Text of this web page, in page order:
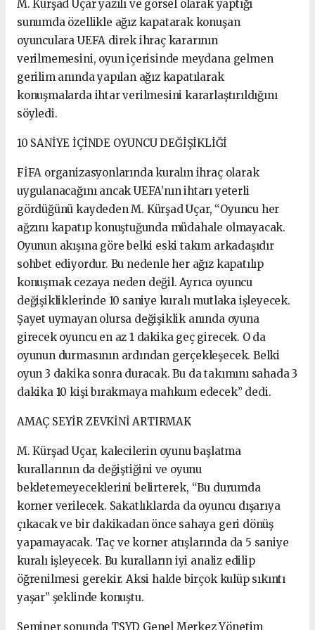
M. Kürşad Uçar yazılı ve görsel olarak yaptığı
sunumda özellikle ağız kapatarak konuşan
oyunculara UEFA direk ihraç kararının
verilmemesini, oyun içerisinde meydana gelmen
gerilim anında yapılan ağız kapatılarak
konuşmalarda ihtar verilmesini kararlaştırıldığını
söyledi.
10 SANİYE İÇİNDE OYUNCU DEĞİŞİKLİĞİ
FİFA organizasyonlarında kuralın ihraç olarak
uygulanacağını ancak UEFA’nın ihtarı yeterli
gördüğünü kaydeden M. Kürşad Uçar, “Oyuncu her
ağzını kapatıp konuştuğunda müdahale olmayacak.
Oyunun akışına göre belki eski takım arkadaşıdır
sohbet ediyordur. Bu nedenle her ağız kapatılıp
konuşmak cezaya neden değil. Ayrıca oyuncu
değişikliklerinde 10 saniye kuralı mutlaka işleyecek.
Şayet uymayan olursa değişiklik anında oyuna
girecek oyuncu en az 1 dakika geç girecek. O da
oyunun durmasının ardından gerçekleşecek. Belki
oyun 3 dakika sonra duracak. Bu da takımını sahada 3
dakika 10 kişi bırakmaya mahkum edecek” dedi.
AMAÇ SEYİR ZEVKİNİ ARTIRMAK
M. Kürşad Uçar, kalecilerin oyunu başlatma
kurallarının da değiştiğini ve oyunu
bekletemeyeceklerini belirterek, “Bu durumda
korner verilecek. Sakatlıklarda da oyuncu dışarıya
çıkacak ve bir dakikadan önce sahaya geri dönüş
yapamayacak. Taç ve korner atışlarında da 5 saniye
kuralı işleyecek. Bu kuralların iyi analiz edilip
öğrenilmesi gerekir. Aksi halde birçok kulüp sıkıntı
yaşar” şeklinde konuştu.
Seminer sonunda TSYD Genel Merkez Yönetim